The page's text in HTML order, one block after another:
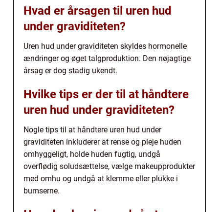
Hvad er årsagen til uren hud
under graviditeten?
Uren hud under graviditeten skyldes hormonelle
ændringer og øget talgproduktion. Den nøjagtige
årsag er dog stadig ukendt.
Hvilke tips er der til at håndtere
uren hud under graviditeten?
Nogle tips til at håndtere uren hud under
graviditeten inkluderer at rense og pleje huden
omhyggeligt, holde huden fugtig, undgå
overflødig soludsættelse, vælge makeupprodukter
med omhu og undgå at klemme eller plukke i
bumserne.